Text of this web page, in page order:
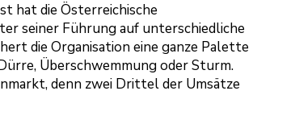
hat die Österreichische
seiner Führung auf unterschiedliche
die Organisation eine ganze Palette
Überschwemmung oder Sturm.
denn zwei Drittel der Umsätze